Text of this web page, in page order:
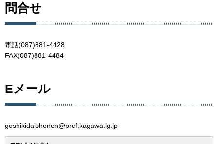
問合せ
電話(087)881-4428
FAX(087)881-4484
Eメール
goshikidaishonen@pref.kagawa.lg.jp